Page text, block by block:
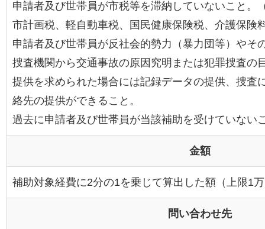
申請者及び世帯員が市税等を滞納していないこと。
市計画税、軽自動車税、国民健康保険税、介護保険
申請者及び世帯員が反社会的勢力（暴力団等）やそ
捜査機関から交通事故の原因究明または犯罪捜査の
提供を求められた場合には記録データの提供、捜査
絡先の提供ができること。
過去に申請者及び世帯員が当該補助を受けていない
金額
補助対象経費に2分の1を乗じて算出した額（上限1
問い合わせ先